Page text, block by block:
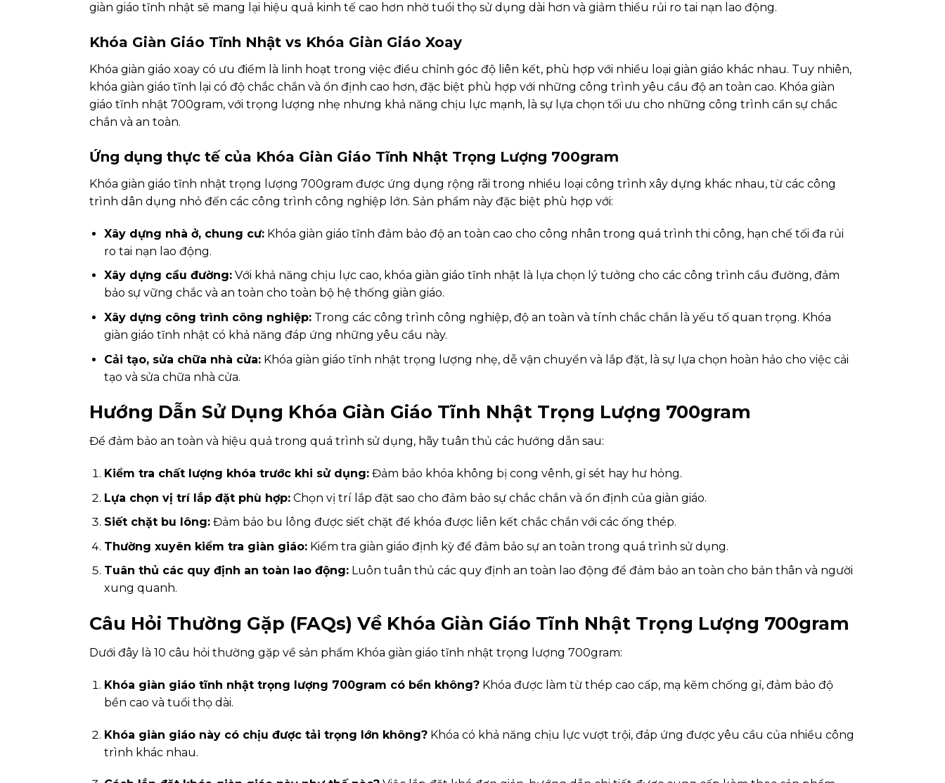
giàn giáo tĩnh nhật sẽ mang lại hiệu quả kinh tế cao hơn nhờ tuổi thọ sử dụng dài hơn và giảm thiểu rủi ro tai nạn lao động.
Khóa Giàn Giáo Tĩnh Nhật vs Khóa Giàn Giáo Xoay
Khóa giàn giáo xoay có ưu điểm là linh hoạt trong việc điều chỉnh góc độ liên kết, phù hợp với nhiều loại giàn giáo khác nhau. Tuy nhiên,
khóa giàn giáo tĩnh lại có độ chắc chắn và ổn định cao hơn, đặc biệt phù hợp với những công trình yêu cầu độ an toàn cao. Khóa giàn
giáo tĩnh nhật 700gram, với trọng lượng nhẹ nhưng khả năng chịu lực mạnh, là sự lựa chọn tối ưu cho những công trình cần sự chắc
chắn và an toàn.
Ứng dụng thực tế của Khóa Giàn Giáo Tĩnh Nhật Trọng Lượng 700gram
Khóa giàn giáo tĩnh nhật trọng lượng 700gram được ứng dụng rộng rãi trong nhiều loại công trình xây dựng khác nhau, từ các công
trình dân dụng nhỏ đến các công trình công nghiệp lớn. Sản phẩm này đặc biệt phù hợp với:
Xây dựng nhà ở, chung cư:Khóa giàn giáo tĩnh đảm bảo độ an toàn cao cho công nhân trong quá trình thi công, hạn chế tối đa rủi
ro tai nạn lao động.
Xây dựng cầu đường:Với khả năng chịu lực cao, khóa giàn giáo tĩnh nhật là lựa chọn lý tưởng cho các công trình cầu đường, đảm
bảo sự vững chắc và an toàn cho toàn bộ hệ thống giàn giáo.
Xây dựng công trình công nghiệp:Trong các công trình công nghiệp, độ an toàn và tính chắc chắn là yếu tố quan trọng. Khóa
giàn giáo tĩnh nhật có khả năng đáp ứng những yêu cầu này.
Cải tạo, sửa chữa nhà cửa:Khóa giàn giáo tĩnh nhật trọng lượng nhẹ, dễ vận chuyển và lắp đặt, là sự lựa chọn hoàn hảo cho việc cải
tạo và sửa chữa nhà cửa.
Hướng Dẫn Sử Dụng Khóa Giàn Giáo Tĩnh Nhật Trọng Lượng 700gram
Để đảm bảo an toàn và hiệu quả trong quá trình sử dụng, hãy tuân thủ các hướng dẫn sau:
Kiểm tra chất lượng khóa trước khi sử dụng:Đảm bảo khóa không bị cong vênh, gỉ sét hay hư hỏng.
Lựa chọn vị trí lắp đặt phù hợp:Chọn vị trí lắp đặt sao cho đảm bảo sự chắc chắn và ổn định của giàn giáo.
Siết chặt bu lông:Đảm bảo bu lông được siết chặt để khóa được liên kết chắc chắn với các ống thép.
Thường xuyên kiểm tra giàn giáo:Kiểm tra giàn giáo định kỳ để đảm bảo sự an toàn trong quá trình sử dụng.
Tuân thủ các quy định an toàn lao động:Luôn tuân thủ các quy định an toàn lao động để đảm bảo an toàn cho bản thân và người
xung quanh.
Câu Hỏi Thường Gặp (FAQs) Về Khóa Giàn Giáo Tĩnh Nhật Trọng Lượng 700gram
Dưới đây là 10 câu hỏi thường gặp về sản phẩm Khóa giàn giáo tĩnh nhật trọng lượng 700gram:
Khóa giàn giáo tĩnh nhật trọng lượng 700gram có bền không?Khóa được làm từ thép cao cấp, mạ kẽm chống gỉ, đảm bảo độ
bền cao và tuổi thọ dài.
Khóa giàn giáo này có chịu được tải trọng lớn không?Khóa có khả năng chịu lực vượt trội, đáp ứng được yêu cầu của nhiều công
trình khác nhau.